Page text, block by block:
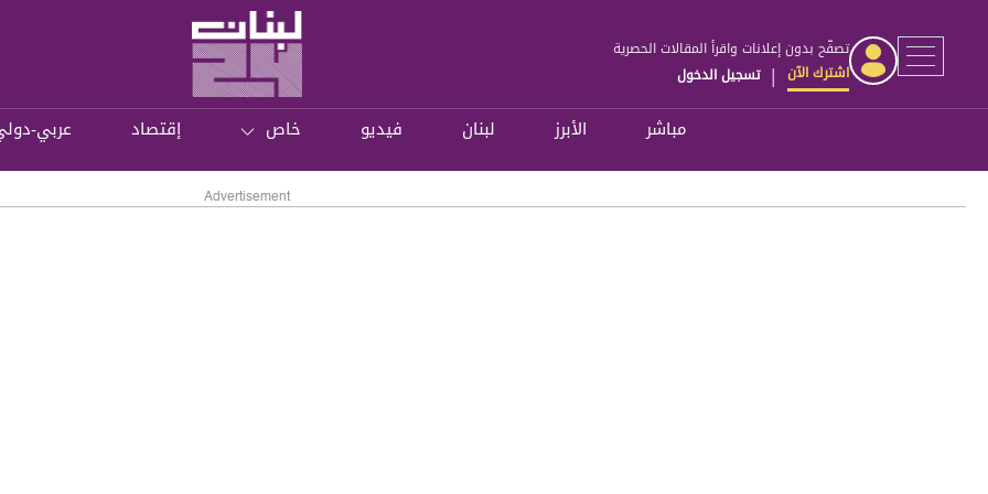
تصفّح بدون إعلانات واقرأ المقالات الحصرية
اشترك الآن | تسجيل الدخول
مباشر الأبرز لبنان فيديو خاص إقتصاد عربي-
Advertisement